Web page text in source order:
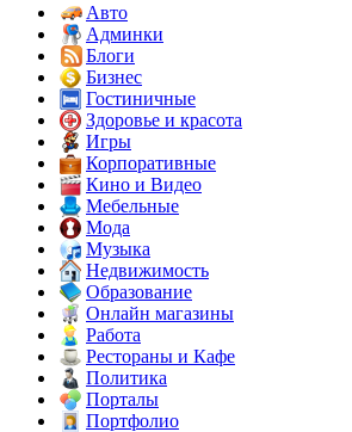
Авто
Админки
Блоги
Бизнес
Гостиничные
Здоровье и красота
Игры
Корпоративные
Кино и Видео
Мебельные
Мода
Музыка
Недвижимость
Образование
Онлайн магазины
Работа
Рестораны и Кафе
Политика
Порталы
Портфолио